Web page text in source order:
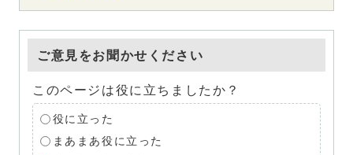
ご意見をお聞かせください
このページは役に立ちましたか？
役に立った
まあまあ役に立った